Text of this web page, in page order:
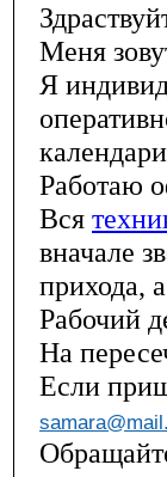
Меня
Я
Работаю
Вся
вначале
прихода,
Рабочий
На
Если